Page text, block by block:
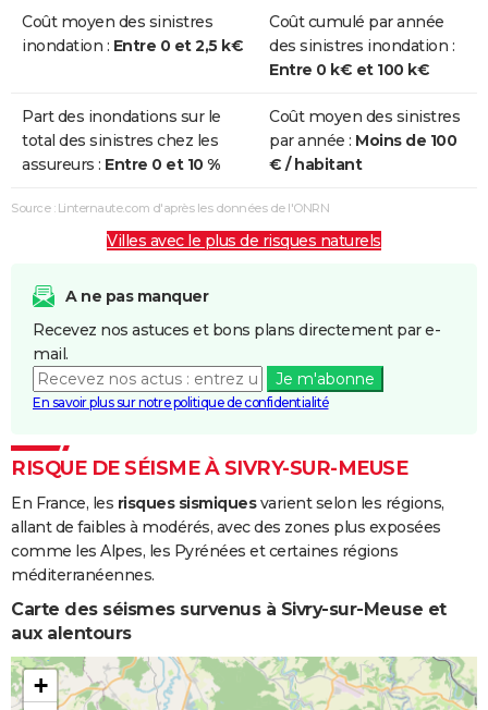
Coût moyen des sinistres
inondation : Entre 0 et 2,5 k€
Coût cumulé par année
des sinistres inondation :
Entre 0 k€ et 100 k€
Part des inondations sur le
total des sinistres chez les
assureurs : Entre 0 et 10 %
Coût moyen des sinistres
par année : Moins de 100
€ / habitant
Source : Linternaute.com d'après les données de l'ONRN
Villes avec le plus de risques naturels
A ne pas manquer
Recevez nos astuces et bons plans directement par e-
mail.
Je m'abonne
En savoir plus sur notre politique de confidentialité
RISQUE DE SÉISME À SIVRY-SUR-MEUSE
En France, les risques sismiquesvarient selon les régions,
allant de faibles à modérés, avec des zones plus exposées
comme les Alpes, les Pyrénées et certaines régions
méditerranéennes.
Carte des séismes survenus à Sivry-sur-Meuse et
aux alentours
+